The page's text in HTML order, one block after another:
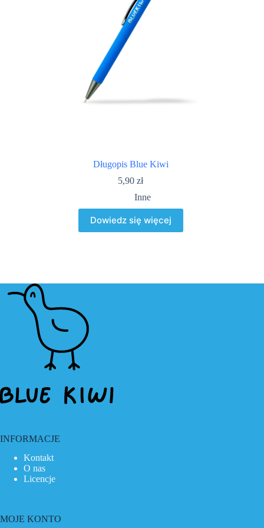
Długopis Blue Kiwi
5,90zł
Inne
Dowiedz się więcej
INFORMACJE
Kontakt
O nas
Licencje
MOJE KONTO